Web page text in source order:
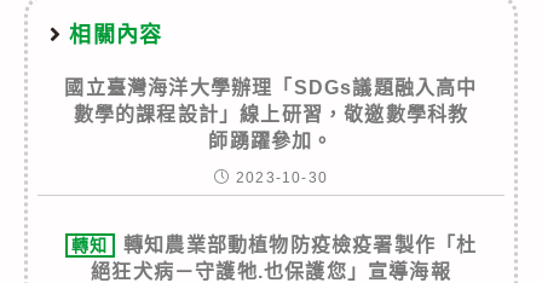
相關內容
國立臺灣海洋大學辦理「SDGs議題融入高中
數學的課程設計」線上研習，敬邀數學科教
師踴躍參加。
2023-10-30
轉知
轉知農業部動植物防疫檢疫署製作「杜
絕狂犬病－守護牠.也保護您」宣導海報